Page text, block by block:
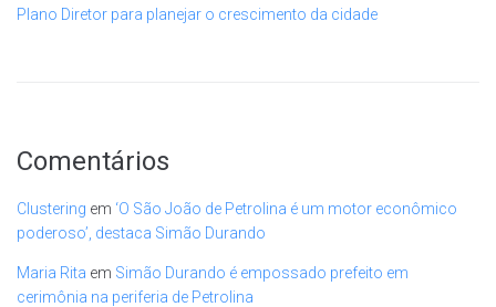
Plano Diretor para planejar o crescimento da cidade
Comentários
Clustering em ‘O São João de Petrolina é um motor econômico
poderoso’, destaca Simão Durando
Maria Rita em Simão Durando é empossado prefeito em
cerimônia na periferia de Petrolina